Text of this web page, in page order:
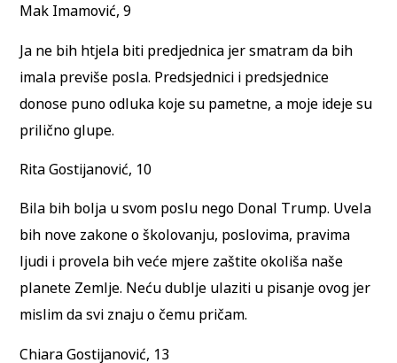
Mak Imamović, 9
Ja ne bih htjela biti predjednica jer smatram da bih
imala previše posla. Predsjednici i predsjednice
donose puno odluka koje su pametne, a moje ideje su
prilično glupe.
Rita Gostijanović, 10
Bila bih bolja u svom poslu nego Donal Trump. Uvela
bih nove zakone o školovanju, poslovima, pravima
ljudi i provela bih veće mjere zaštite okoliša naše
planete Zemlje. Neću dublje ulaziti u pisanje ovog jer
mislim da svi znaju o čemu pričam.
Chiara Gostijanović, 13